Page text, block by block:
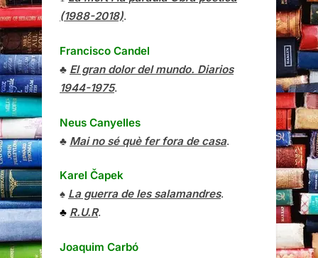
(1988-2018).
Francisco Candel
♣ El gran dolor del mundo. Diarios
1944-1975.
Neus Canyelles
♣ Mai no sé què fer fora de casa.
Karel Čapek
♠ La guerra de les salamandres.
♣ R.U.R.
Joaquim Carbó